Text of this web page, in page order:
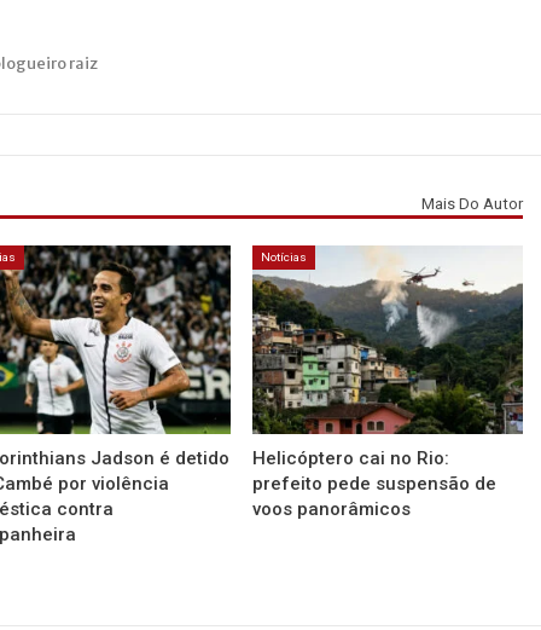
raiz
Mais Do Autor
Jadson é detido
por violência
contra
Notícias
Helicóptero cai no Rio:
prefeito pede suspensão de
voos panorâmicos